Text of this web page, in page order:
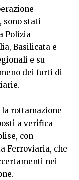
, sono stati
Polizia
Basilicata e
e su
dei furti di
rottamazione
a verifica
con
Ferroviaria, che
nei